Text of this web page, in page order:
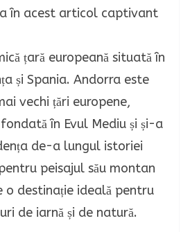
în acest articol captivant
țară europeană situată în
și Spania. Andorra este
vechi țări europene,
în Evul Mediu și și-a
de-a lungul istoriei
peisajul său montan
o destinație ideală pentru
de iarnă și de natură.